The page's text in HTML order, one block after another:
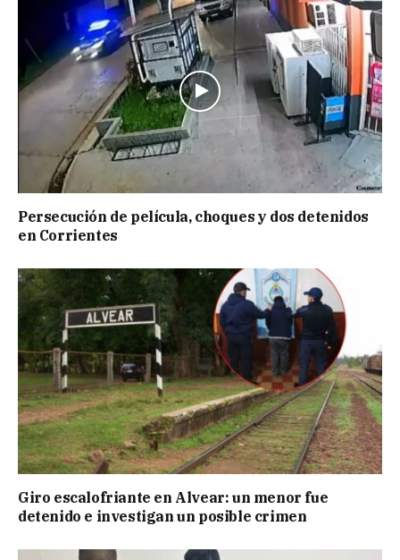
Persecución de película, choques y dos detenidos
en Corrientes
Giro escalofriante en Alvear: un menor fue
detenido e investigan un posible crimen